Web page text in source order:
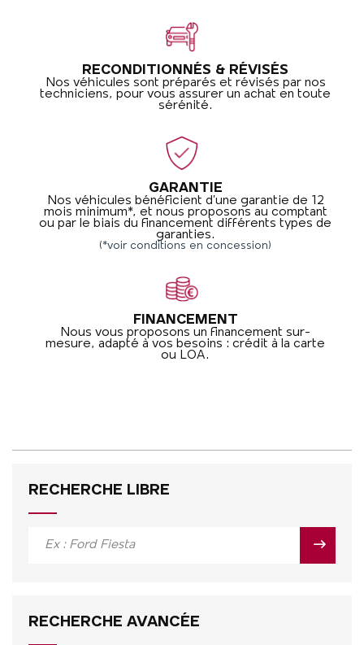
RECONDITIONNÉS & RÉVISÉS
Nos véhicules sont préparés et révisés par nos
techniciens, pour vous assurer un achat en toute
sérénité.
GARANTIE
Nos véhicules bénéficient d’une garantie de 12
mois minimum*, et nous proposons au comptant
ou par le biais du financement différents types de
garanties.
(*voir conditions en concession)
FINANCEMENT
Nous vous proposons un financement sur-
mesure, adapté à vos besoins : crédit à la carte
ou LOA.
RECHERCHE LIBRE
RECHERCHE AVANCÉE